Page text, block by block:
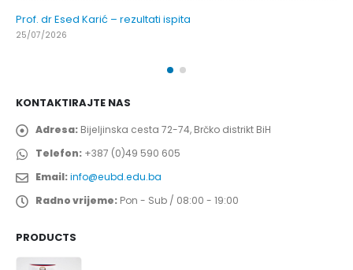
Prof. dr Esed Karić – rezultati ispita
25/07/2026
KONTAKTIRAJTE NAS
Adresa: Bijeljinska cesta 72-74, Brčko distrikt BiH
Telefon: +387 (0)49 590 605
Email:info@eubd.edu.ba
Radno vrijeme: Pon - Sub / 08:00 - 19:00
PRODUCTS